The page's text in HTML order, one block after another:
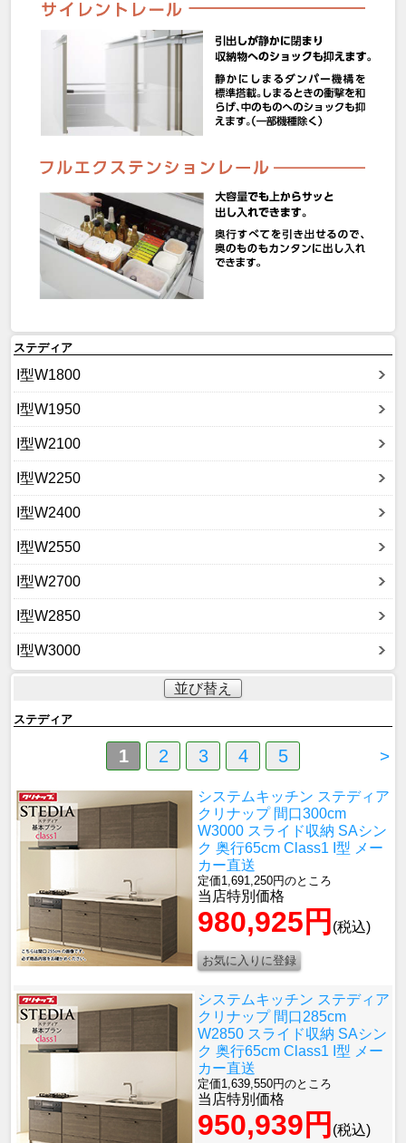
ステディア
I型W1800
I型W1950
I型W2100
I型W2250
I型W2400
I型W2550
I型W2700
I型W2850
I型W3000
並び替え
ステディア
>
1 2 3 4 5
システムキッチン ステディア
クリナップ 間口300cm
W3000 スライド収納 SAシン
ク 奥行65cm Class1 I型 メー
カー直送
定価1,691,250円のところ
当店特別価格
980,925円 (税込)
システムキッチン ステディア
クリナップ 間口285cm
W2850 スライド収納 SAシン
ク 奥行65cm Class1 I型 メー
カー直送
定価1,639,550円のところ
当店特別価格
950,939円 (税込)